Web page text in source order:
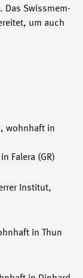
Das Swissmem-
um auch
wohnhaft in
Falera (GR)
Institut,
in Thun